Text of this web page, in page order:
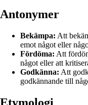
Antonymer
Bekämpa: Att
emot något eller
Fördöma: Att
något eller att
Godkänna: Att
godkännande till